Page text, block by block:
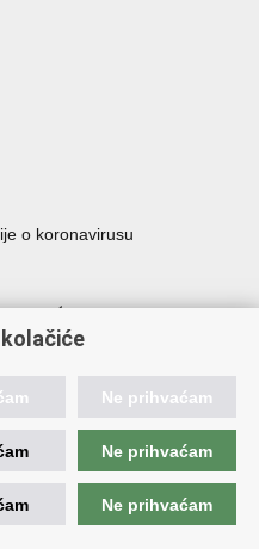
o koronavirusu
sustava
kriminaliteta
Ne prihvaćam
Ne prihvaćam
Ne prihvaćam